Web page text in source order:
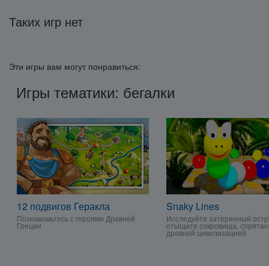
Таких игр нет
Эти игры вам могут понравиться:
Игры тематики: бегалки
12 подвигов Геракла
Познакомьтесь с героями Древней
Греции
Snaky Lines
Исследуйте затерянный
отыщите сокровища,
древней цивилизацией